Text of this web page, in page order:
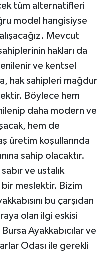
tüm alternatifleri
model hangisiyse
Mevcut
hakları da
ve kentsel
hak sahipleri mağdur
Böylece hem
daha modern ve
hem de
üretim koşullarında
sahip olacaktır.
ve ustalık
meslektir. Bizim
bu çarşıdan
olan ilgi eskisi
Ayakkabıcılar ve
Odası ile gerekli